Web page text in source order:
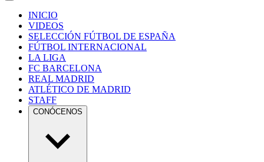
INICIO
VIDEOS
SELECCIÓN FÚTBOL DE ESPAÑA
FÚTBOL INTERNACIONAL
LA LIGA
FC BARCELONA
REAL MADRID
ATLÉTICO DE MADRID
STAFF
CONÓCENOS